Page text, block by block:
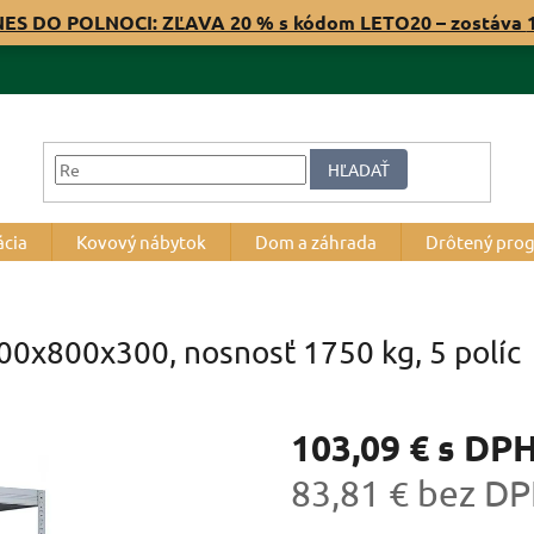
DO POLNOCI: ZĽAVA 20 % s kódom LETO20 – zostáva
HĽADAŤ
Kovový nábytok Dom a záhrada Drôtený
nosnosť 1750 kg, 5 políc
103,09 € s
83,81 € bez